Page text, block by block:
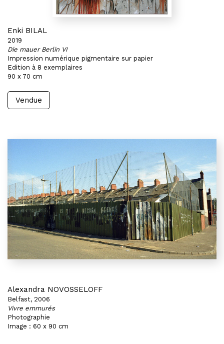
Enki BILAL
2019
Die mauer Berlin VI
Impression numérique pigmentaire sur papier
Edition à 8 exemplaires
90 x 70 cm
Vendue
Alexandra NOVOSSELOFF
Belfast, 2006
Vivre emmurés
Photographie
Image : 60 x 90 cm